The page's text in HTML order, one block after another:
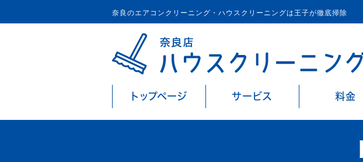
奈良のエアコンクリーニング・ハウスクリーニングは王子が徹底掃除
トップページ サービス 料金